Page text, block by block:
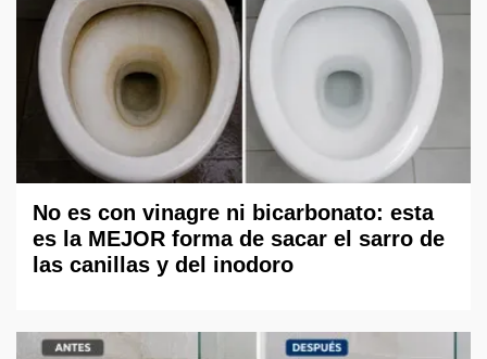
No es con vinagre ni bicarbonato: esta
es la MEJOR forma de sacar el sarro de
las canillas y del inodoro